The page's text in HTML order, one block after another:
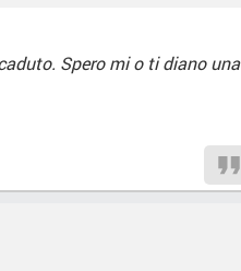
Spero mi o ti diano una